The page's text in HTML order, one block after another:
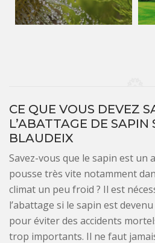
CE QUE VOUS DEVEZ
L’ABATTAGE DE SAPIN
BLAUDEIX
Savez-vous que le sapin est un
pousse très vite notamment
climat un peu froid ? Il est
l’abattage si le sapin est
pour éviter des accidents
trop importants. Il ne faut